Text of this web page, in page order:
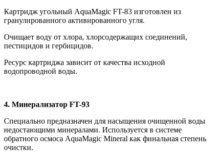
Картридж угольный AquaMagic FT-83 изготовлен из
гранулированного активированного угля.
Очищает воду от хлора, хлорсодержащих соединений,
пестицидов и гербицидов.
Ресурс картриджа зависит от качества исходной
водопроводной воды.
4. Минерализатор FT-93
Специально предназначен для насыщения очищенной воды
недостающими минералами. Используется в системе
обратного осмоса AquaMagic Mineral как финальная степень
очистки.